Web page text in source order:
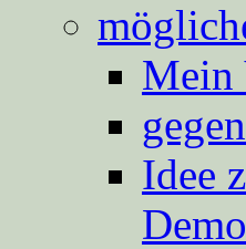
Mein
Idee